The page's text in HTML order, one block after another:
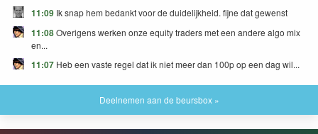
11:09 Ik snap hem bedankt voor de duidelijkheid. fijne dat gewenst
11:08Overigens werken onze equity traders met een andere algo mix
en...
11:07 Heb een vaste regel dat ik niet meer dan 100p op een dag wil...
Deelnemen aan de beursbox »